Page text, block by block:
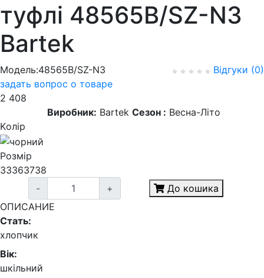
туфлі 48565B/SZ-N3
Bartek
Модель:48565B/SZ-N3
Відгуки (0)
задать вопрос о товаре
2 408
Виробник: Bartek Сезон : Весна-Літо
Kолір
Розмір
33363738
-
+
До кошика
ОПИСАНИЕ
Стать:
хлопчик
Вік:
шкільний